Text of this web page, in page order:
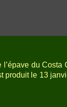
du Costa
produit le 13